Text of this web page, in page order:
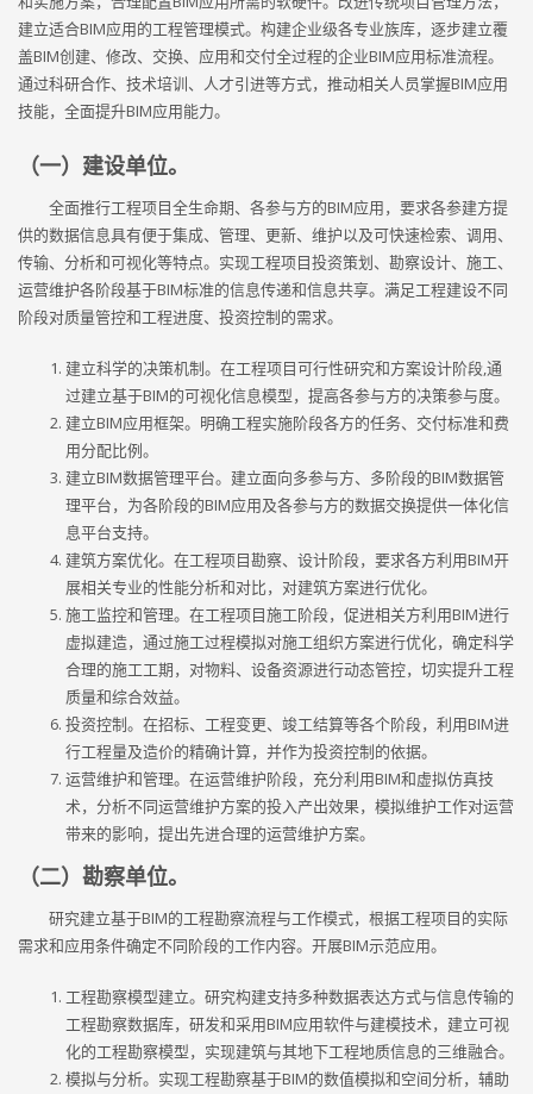
建立适合BIM应用的工程管理模式。构建企业级各专业族库，逐步建立覆
盖BIM创建、修改、交换、应用和交付全过程的企业BIM应用标准流程。
通过科研合作、技术培训、人才引进等方式，推动相关人员掌握BIM应用
技能，全面提升BIM应用能力。
（一）建设单位。
全面推行工程项目全生命期、各参与方的BIM应用，要求各参建方提
供的数据信息具有便于集成、管理、更新、维护以及可快速检索、调用、
传输、分析和可视化等特点。实现工程项目投资策划、勘察设计、施工、
运营维护各阶段基于BIM标准的信息传递和信息共享。满足工程建设不同
阶段对质量管控和工程进度、投资控制的需求。
建立科学的决策机制。在工程项目可行性研究和方案设计阶段,通
过建立基于BIM的可视化信息模型，提高各参与方的决策参与度。
建立BIM应用框架。明确工程实施阶段各方的任务、交付标准和费
用分配比例。
建立BIM数据管理平台。建立面向多参与方、多阶段的BIM数据管
理平台，为各阶段的BIM应用及各参与方的数据交换提供一体化信
息平台支持。
建筑方案优化。在工程项目勘察、设计阶段，要求各方利用BIM开
展相关专业的性能分析和对比，对建筑方案进行优化。
施工监控和管理。在工程项目施工阶段，促进相关方利用BIM进行
虚拟建造，通过施工过程模拟对施工组织方案进行优化，确定科学
合理的施工工期，对物料、设备资源进行动态管控，切实提升工程
质量和综合效益。
投资控制。在招标、工程变更、竣工结算等各个阶段，利用BIM进
行工程量及造价的精确计算，并作为投资控制的依据。
运营维护和管理。在运营维护阶段，充分利用BIM和虚拟仿真技
术，分析不同运营维护方案的投入产出效果，模拟维护工作对运营
带来的影响，提出先进合理的运营维护方案。
（二）勘察单位。
研究建立基于BIM的工程勘察流程与工作模式，根据工程项目的实际
需求和应用条件确定不同阶段的工作内容。开展BIM示范应用。
工程勘察模型建立。研究构建支持多种数据表达方式与信息传输的
工程勘察数据库，研发和采用BIM应用软件与建模技术，建立可视
化的工程勘察模型，实现建筑与其地下工程地质信息的三维融合。
模拟与分析。实现工程勘察基于BIM的数值模拟和空间分析，辅助